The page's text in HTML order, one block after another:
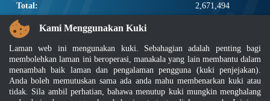
Total: 2,671,494
PAUTAN POPULAR
Elektroteknikal, ICT dan Pembinaan
Other Notification Search
Regular Notification Search
Notification Subscription
Kami Menggunakan Kuki
Laman web ini mengunakan kuki. Sebahagian adalah penting bagi
membolehkan laman ini beroperasi, manakala yang lain membantu dalam
menambah baik laman dan pengalaman pengguna (kuki penjejakan).
Anda boleh memutuskan sama ada anda mahu membenarkan kuki atau
tidak. Sila ambil perhatian, bahawa menutup kuki mungkin menghalang